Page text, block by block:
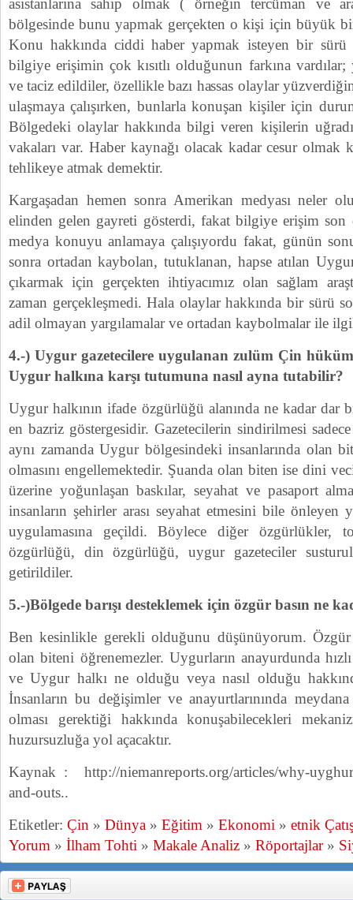
asistanlarına sahip olmak ( örneğin tercüman ve
bölgesinde bunu yapmak gerçekten o kişi için büyük
Konu hakkında ciddi haber yapmak isteyen bir sürü
bilgiye erişimin çok kısıtlı olduğunun farkına
ve taciz edildiler, özellikle bazı hassas olaylar
ulaşmaya çalışırken, bunlarla konuşan kişiler için
Bölgedeki olaylar hakkında bilgi veren kişilerin
vakaları var. Haber kaynağı olacak kadar cesur
tehlikeye atmak demektir.
Kargaşadan hemen sonra Amerikan medyası neler
elinden gelen gayreti gösterdi, fakat bilgiye erişim son
medya konuyu anlamaya çalışıyordu fakat, günün
sonra ortadan kaybolan, tutuklanan, hapse atılan
çıkarmak için gerçekten ihtiyacımız olan sağlam
zaman gerçekleşmedi. Hala olaylar hakkında bir sürü
adil olmayan yargılamalar ve ortadan kaybolmalar ile
4.-) Uygur gazetecilere uygulanan zulüm Çin
Uygur halkına karşı tutumuna nasıl ayna tutabilir?
Uygur halkının ifade özgürlüğü alanında ne kadar dar
en bazriz göstergesidir. Gazetecilerin sindirilmesi
aynı zamanda Uygur bölgesindeki insanlarında olan
olmasını engellemektedir. Şuanda olan biten ise dini
üzerine yoğunlaşan baskılar, seyahat ve pasaport
insanların şehirler arası seyahat etmesini bile
uygulamasına geçildi. Böylece diğer özgürlükler,
özgürlüğü, din özgürlüğü, uygur gazeteciler
getirildiler.
5.-)Bölgede barışı desteklemek için özgür basın ne
Ben kesinlikle gerekli olduğunu düşünüyorum. Özgür
olan biteni öğrenemezler. Uygurların anayurdunda
ve Uygur halkı ne olduğu veya nasıl olduğu
İnsanların bu değişimler ve anayurtlarınında
olması gerektiği hakkında konuşabilecekleri
huzursuzluğa yol açacaktır.
Kaynak : http://niemanreports.org/articles/why-
and-outs..
Etiketler: Çin » Dünya » Eğitim » Ekonomi » etnik
Yorum » İlham Tohti » Makale Analiz » Röportajlar»